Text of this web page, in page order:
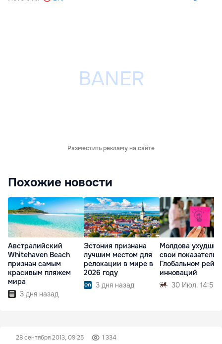
Разместить рекламу на сайте
Похожие новости
Австралийский
Whitehaven Beach
признан самым
красивым пляжем
мира
3 дня назад
Эстония признана
лучшим местом для
релокации в мире в
2026 году
3 дня назад
Молдова
свои показатели
Глобальном
инноваций
30 Июл. 14:55
28 сентября 2013, 09:25 1 334